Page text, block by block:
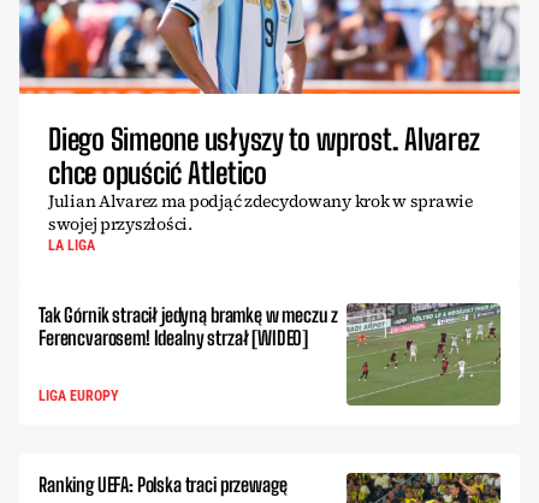
Diego Simeone usłyszy to wprost. Alvarez
chce opuścić Atletico
Julian Alvarez ma podjąć zdecydowany krok w sprawie
swojej przyszłości.
LA LIGA
Tak Górnik stracił jedyną bramkę w meczu z
Ferencvarosem! Idealny strzał [WIDEO]
LIGA EUROPY
Ranking UEFA: Polska traci przewagę